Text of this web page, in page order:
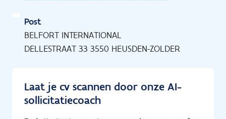
Post
BELFORT INTERNATIONAL
DELLESTRAAT 33 3550 HEUSDEN-ZOLDER
Laat je cv scannen door onze AI-
sollicitatiecoach